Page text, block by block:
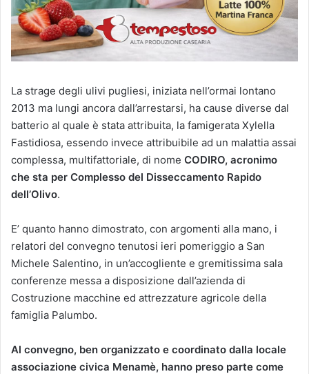
La strage degli ulivi pugliesi, iniziata nell’ormai lontano
2013 ma lungi ancora dall’arrestarsi, ha cause diverse dal
batterio al quale è stata attribuita, la famigerata Xylella
Fastidiosa, essendo invece attribuibile ad un malattia assai
complessa, multifattoriale, di nome CODIRO, acronimo
che sta per Complesso del Disseccamento Rapido
dell’Olivo.
E’ quanto hanno dimostrato, con argomenti alla mano, i
relatori del convegno tenutosi ieri pomeriggio a San
Michele Salentino, in un’accogliente e gremitissima sala
conferenze messa a disposizione dall’azienda di
Costruzione macchine ed attrezzature agricole della
famiglia Palumbo.
Al convegno, ben organizzato e coordinato dalla locale
associazione civica Menamè, hanno preso parte come